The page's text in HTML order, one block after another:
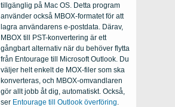
tillgänglig på Mac OS. Detta program
använder också MBOX-formatet för att
lagra användarens e-postdata. Därav,
MBOX till PST-konvertering är ett
gångbart alternativ när du behöver flytta
från Entourage till Microsoft Outlook. Du
väljer helt enkelt de MOX-filer som ska
konverteras, och MBOX-omvandlaren
gör allt jobb åt dig, automatiskt. Också,
ser Entourage till Outlook överföring